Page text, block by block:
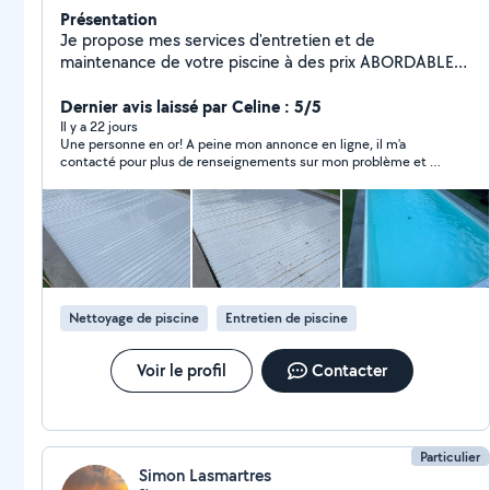
Présentation
Je propose mes services d'entretien et de
maintenance de votre piscine à des prix ABORDABLES !
sable / électrolyseur / etc - Mise en hivernage actif /
passif - Remise en route post-hivernage - Entretien
ponctuel / régulier - Installation hydraulique / électrique
- etc Tout type de piscine et tout type de traitement !
Au plaisir de vous aider !
Dernier avis laissé par Celine : 5/5
Il y a 22 jours
Une personne en or! A peine mon annonce en ligne, il m'a
contacté pour plus de renseignements sur mon problème et il
Nettoyage de piscine Entretien de piscine
Voir le profil Contacter
Particulier
Simon Lasmartres